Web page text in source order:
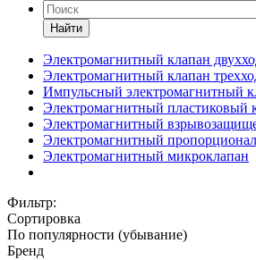
Найти
Электромагнитный клапан
Электромагнитный клапан
Импульсный электромагнитный
Электромагнитный пластиковый
Электромагнитный
Электромагнитный
Электромагнитный микроклапан
Фильтр:
Сортировка
По популярности (убывание)
Бренд